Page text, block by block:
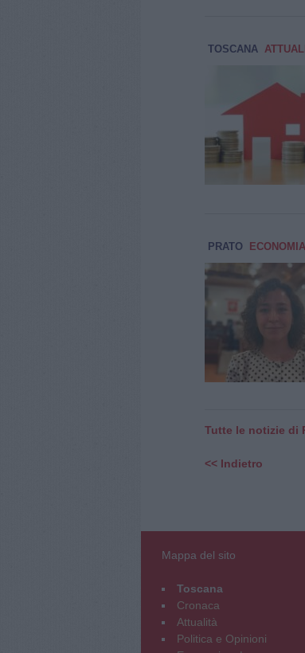
TOSCANA
PRATO
Tutte le notizie di
<< Indietro
Mappa del sito
Toscana
Cronaca
Attualità
Politica e Opinioni